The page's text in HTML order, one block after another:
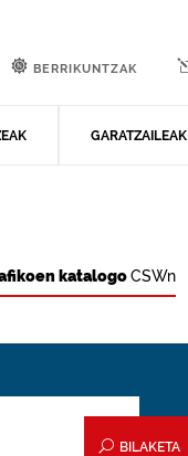
GARATZAILEAK
BERRIKUNTZAK
katalogoCSWn
BILAKETA